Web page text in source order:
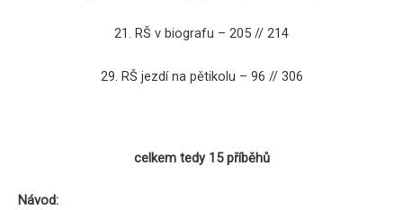
21. RŠ v biografu – 205 // 214
29. RŠ jezdí na pětikolu – 96 // 306
celkem tedy 15 příběhů
Návod: